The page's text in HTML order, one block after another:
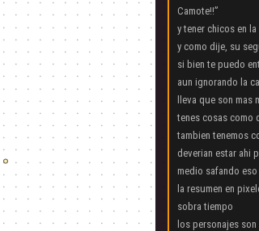
Camote!!”
y tener chicos en
y como dije, su
si bien te puedo
aun ignorando la
lleva que son
tenes cosas como
tambien tenemos
deverian estar ahi
medio safando
la resumen en
sobra tiempo
los personajes